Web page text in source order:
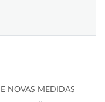
NOVAS MEDIDAS